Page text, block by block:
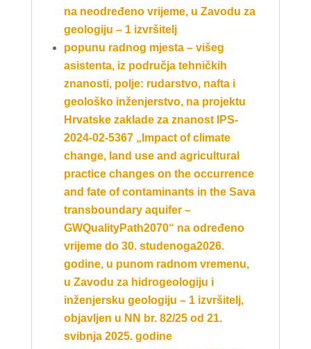
na neodređeno vrijeme, u Zavodu za
geologiju – 1 izvršitelj
popunu radnog mjesta – višeg
asistenta, iz područja tehničkih
znanosti, polje: rudarstvo, nafta i
geološko inženjerstvo, na projektu
Hrvatske zaklade za znanost IPS-
2024-02-5367 „Impact of climate
change, land use and agricultural
practice changes on the occurrence
and fate of contaminants in the Sava
transboundary aquifer –
GWQualityPath2070“ na određeno
vrijeme do 30. studenoga2026.
godine, u punom radnom vremenu,
u Zavodu za hidrogeologiju i
inženjersku geologiju – 1 izvršitelj,
objavljen u NN br. 82/25 od 21.
svibnja 2025. godine